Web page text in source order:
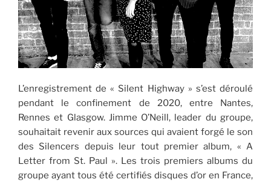
L’enregistrement de « Silent Highway » s’est déroulé
pendant le confinement de 2020, entre Nantes,
Rennes et Glasgow. Jimme O’Neill, leader du groupe,
souhaitait revenir aux sources qui avaient forgé le son
des Silencers depuis leur tout premier album, « A
Letter from St. Paul ». Les trois premiers albums du
groupe ayant tous été certifiés disques d’or en France,